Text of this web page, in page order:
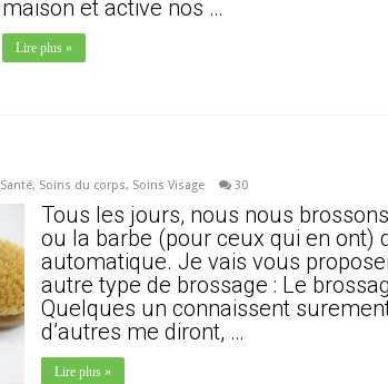
maison et active nos …
Lire plus »
Santé, Soins du corps, Soins Visage 30
Tous les jours, nous nous
ou la barbe (pour ceux qui en ont)
automatique. Je vais vous
autre type de brossage : Le
Quelques un connaissent
d’autres me diront, …
Lire plus »